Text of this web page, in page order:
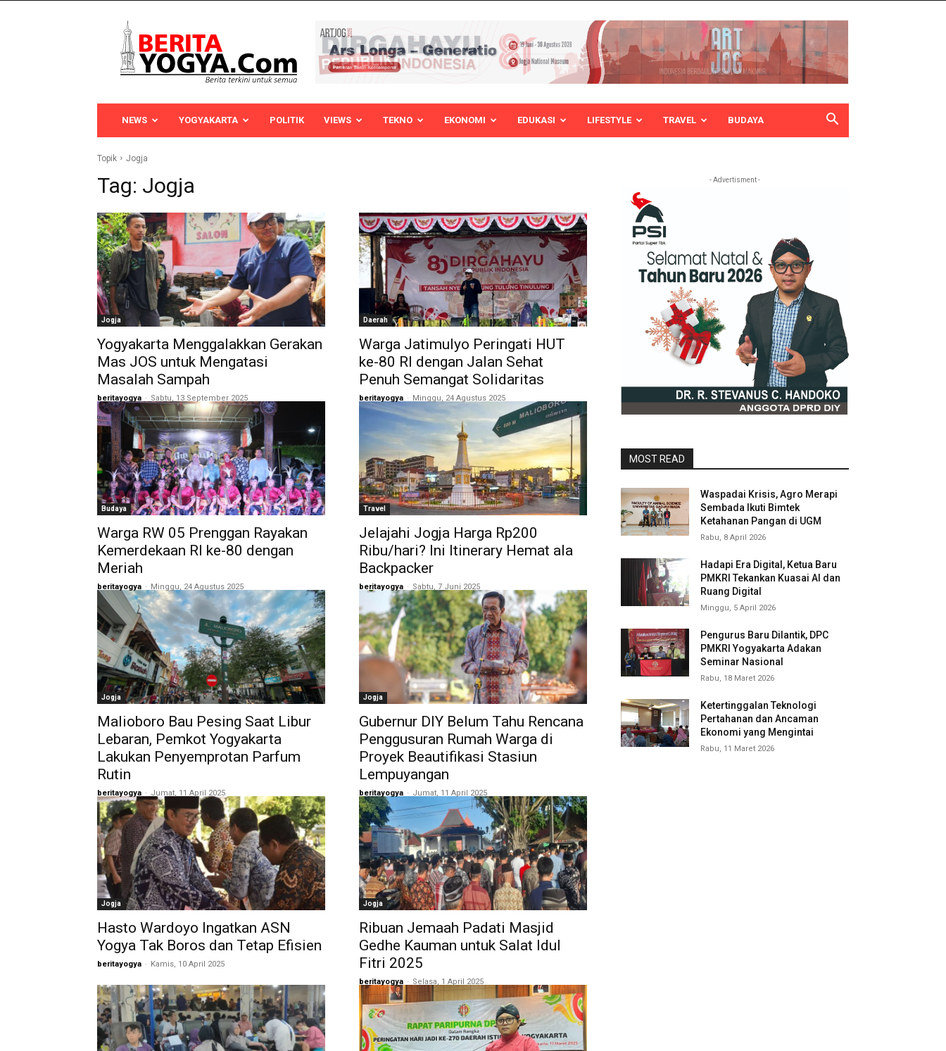
Yogya
NEWS YOGYAKARTA POLITIK VIEWS TEKNO EKONOMI EDUKASI LIFESTYLE TRAVEL BUDAYA
Topik Jogja
Tag: Jogja
Jogja
Yogyakarta Menggalakkan Gerakan
Mas JOS untuk Mengatasi
Masalah Sampah
beritayogya - Sabtu, 13 September 2025
Daerah
Warga Jatimulyo Peringati HUT
ke-80 RI dengan Jalan Sehat
Penuh Semangat Solidaritas
beritayogya - Minggu, 24 Agustus 2025
Budaya
Warga RW 05 Prenggan Rayakan
Kemerdekaan RI ke-80 dengan
Meriah
beritayogya - Minggu, 24 Agustus 2025
Travel
Jelajahi Jogja Harga Rp200
Ribu/hari? Ini Itinerary Hemat ala
Backpacker
beritayogya - Sabtu, 7 Juni 2025
Jogja
Malioboro Bau Pesing Saat Libur
Lebaran, Pemkot Yogyakarta
Lakukan Penyemprotan Parfum
Rutin
beritayogya - Jumat, 11 April 2025
Jogja
Gubernur DIY Belum Tahu Rencana
Penggusuran Rumah Warga di
Proyek Beautifikasi Stasiun
Lempuyangan
beritayogya - Jumat, 11 April 2025
Jogja
Hasto Wardoyo Ingatkan ASN
Yogya Tak Boros dan Tetap Efisien
beritayogya - Kamis, 10 April 2025
Jogja
Ribuan Jemaah Padati Masjid
Gedhe Kauman untuk Salat Idul
Fitri 2025
beritayogya - Selasa, 1 April 2025
- Advertisment -
MOST READ
Waspadai Krisis, Agro Merapi
Sembada Ikuti Bimtek
Ketahanan Pangan di UGM
Rabu, 8 April 2026
Hadapi Era Digital, Ketua Baru
PMKRI Tekankan Kuasai AI dan
Ruang Digital
Minggu, 5 April 2026
Pengurus Baru Dilantik, DPC
PMKRI Yogyakarta Adakan
Seminar Nasional
Rabu, 18 Maret 2026
Ketertinggalan Teknologi
Pertahanan dan Ancaman
Ekonomi yang Mengintai
Rabu, 11 Maret 2026